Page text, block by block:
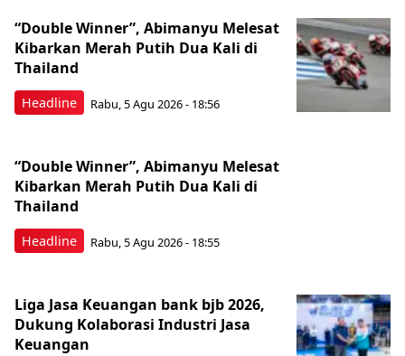
Headline
“Double Winner”, Abimanyu Melesat
Kibarkan Merah Putih Dua Kali di
Thailand
Rabu, 5 Agu 2026 - 18:56
Headline
“Double Winner”, Abimanyu Melesat
Kibarkan Merah Putih Dua Kali di
Thailand
Rabu, 5 Agu 2026 - 18:55
Liga Jasa Keuangan bank bjb 2026,
Dukung Kolaborasi Industri Jasa
Keuangan